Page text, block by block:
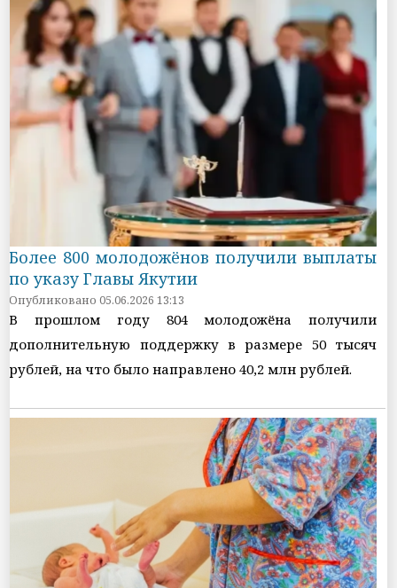
Более 800 молодожёнов получили выплаты
по указу Главы Якутии
Опубликовано 05.06.2026 13:13
В прошлом году 804 молодожёна получили
дополнительную поддержку в размере 50 тысяч
рублей, на что было направлено 40,2 млн рублей.